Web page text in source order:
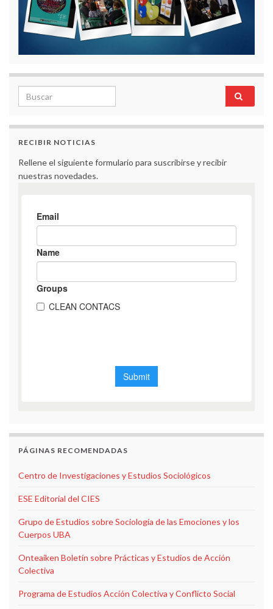
Search for:
RECIBIR NOTICIAS
Rellene el siguiente formulario para suscribirse y recibir
nuestras novedades.
PÁGINAS RECOMENDADAS
Centro de Investigaciones y Estudios Sociológicos
ESE Editorial del CIES
Grupo de Estudios sobre Sociología de las Emociones y los
Cuerpos UBA
Onteaiken Boletín sobre Prácticas y Estudios de Acción
Colectiva
Programa de Estudios Acción Colectiva y Conflicto Social